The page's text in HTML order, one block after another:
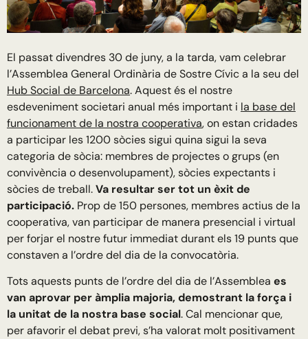
El passat divendres 30 de juny, a la tarda, vam celebrar
l’Assemblea General Ordinària de Sostre Cívic a la seu del
Hub Social de Barcelona. Aquest és el nostre
esdeveniment societari anual més important i la base del
funcionament de la nostra cooperativa, on estan cridades
a participar les 1200 sòcies sigui quina sigui la seva
categoria de sòcia: membres de projectes o grups (en
convivència o desenvolupament), sòcies expectants i
sòcies de treball.Va resultar ser tot un èxit de
participació. Prop de 150 persones, membres actius de la
cooperativa, van participar de manera presencial i virtual
per forjar el nostre futur immediat durant els 19 punts que
constaven a l’ordre del dia de la convocatòria.
Tots aquests punts de l’ordre del dia de l’Assemblea es
van aprovar per àmplia majoria, demostrant la força i
la unitat de la nostra base social. Cal mencionar que,
per afavorir el debat previ, s’ha valorat molt positivament